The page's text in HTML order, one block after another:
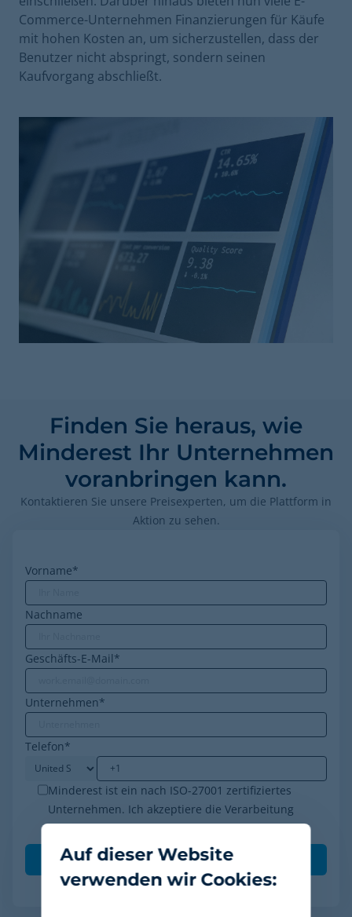
Commerce-Unternehmen Finanzierungen für Käufe
mit hohen Kosten an, um sicherzustellen, dass der
Benutzer nicht abspringt, sondern seinen
Kaufvorgang abschließt.
Finden Sie heraus, wie
Minderest Ihr Unternehmen
voranbringen kann.
Kontaktieren Sie unsere Preisexperten, um die Plattform in
Aktion zu sehen.
Vorname*
Nachname
Geschäfts-E-Mail*
Unternehmen*
Telefon*
Minderest ist ein nach ISO-27001 zertifiziertes
Unternehmen. Ich akzeptiere die Verarbeitung
meiner Daten gemäß derDatenschutzrichtlinie.*
Auf dieser Website
verwenden wir Cookies: